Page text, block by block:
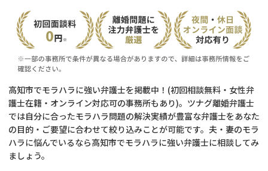
離婚前相談
DV
不貞・不倫慰謝料請求
費用相場
財産分与
養育費
高知市でモラハラに強い弁護士を掲載中！(初回相談無料・女性弁
護士在籍・オンライン対応可の事務所もあり)。ツナグ離婚弁護士
では自分に合ったモラハラ問題の解決実績が豊富な弁護士をあなた
の目的・ご要望に合わせて絞り込みことが可能です。夫・妻のモラ
ハラに悩んでいるなら高知市でモラハラに強い弁護士に相談してみ
ましょう。